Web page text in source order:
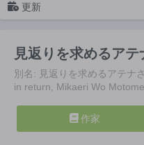
更新
見返りを求めるアテ
別名: 見返りを求めるアテナ
in return, Mikaeri Wo
作家